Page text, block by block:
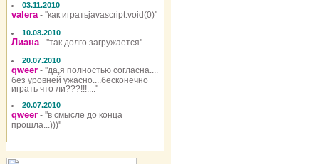
03.11.2010
valera- ''как игратьjavascript:void(0)''
10.08.2010
Лиана- ''так долго загружается''
20.07.2010
qweer - ''да,я полностью согласна....
без уровней ужасно....бесконечно
играть что ли???!!!....''
20.07.2010
qweer - ''в смысле до конца
прошла...)))''